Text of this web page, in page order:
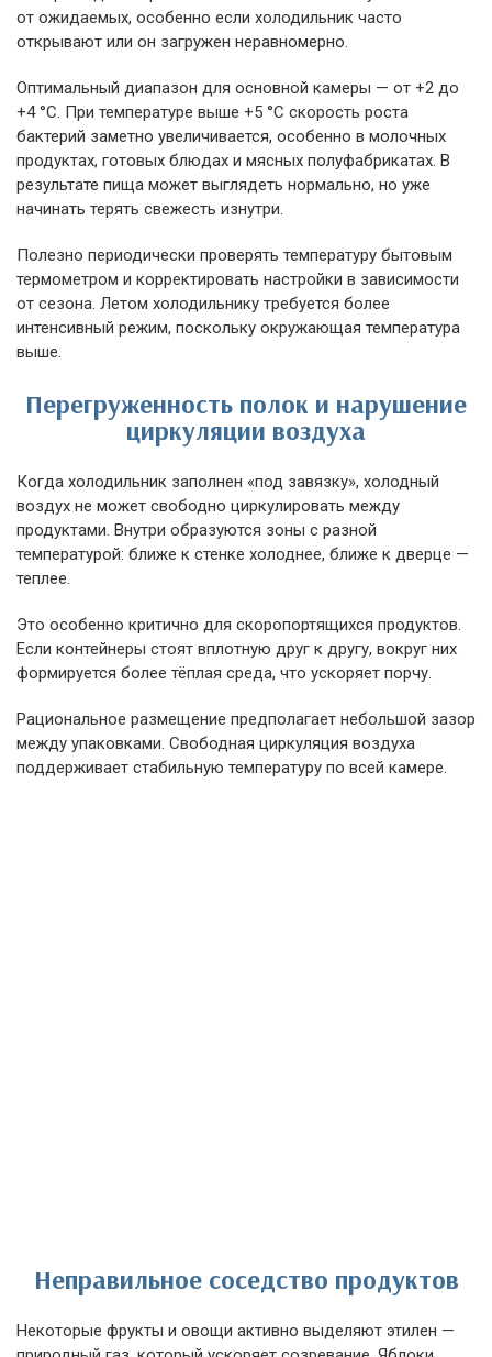
от ожидаемых, особенно если холодильник часто
открывают или он загружен неравномерно.
Оптимальный диапазон для основной камеры — от +2 до
+4 °C. При температуре выше +5 °C скорость роста
бактерий заметно увеличивается, особенно в молочных
продуктах, готовых блюдах и мясных полуфабрикатах. В
результате пища может выглядеть нормально, но уже
начинать терять свежесть изнутри.
Полезно периодически проверять температуру бытовым
термометром и корректировать настройки в зависимости
от сезона. Летом холодильнику требуется более
интенсивный режим, поскольку окружающая температура
выше.
Перегруженность полок и нарушение
циркуляции воздуха
Когда холодильник заполнен «под завязку», холодный
воздух не может свободно циркулировать между
продуктами. Внутри образуются зоны с разной
температурой: ближе к стенке холоднее, ближе к дверце —
теплее.
Это особенно критично для скоропортящихся продуктов.
Если контейнеры стоят вплотную друг к другу, вокруг них
формируется более тёплая среда, что ускоряет порчу.
Рациональное размещение предполагает небольшой зазор
между упаковками. Свободная циркуляция воздуха
поддерживает стабильную температуру по всей камере.
Неправильное соседство продуктов
Некоторые фрукты и овощи активно выделяют этилен —